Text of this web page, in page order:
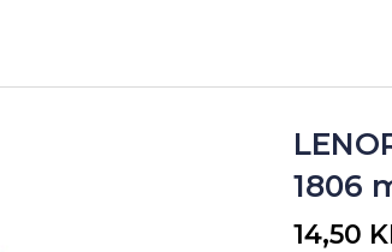
1806
14,50